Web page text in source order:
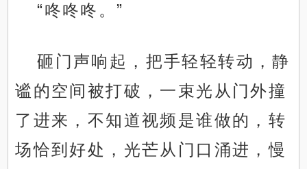
“咚咚咚。”
砸门声响起，把手轻轻转动，静
谧的空间被打破，一束光从门外撞
了进来，不知道视频是谁做的，转
场恰到好处，光芒从门口涌进，慢